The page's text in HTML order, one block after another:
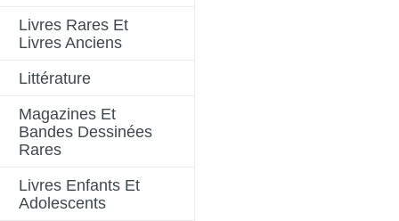
Livres Rares Et
Livres Anciens
Littérature
Magazines Et
Bandes Dessinées
Rares
Livres Enfants Et
Adolescents